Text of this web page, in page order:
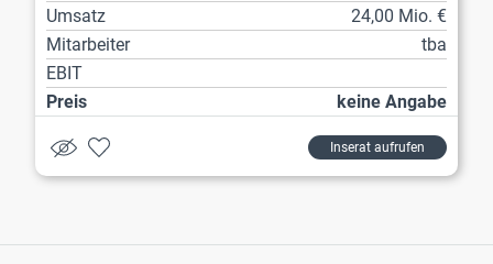
Umsatz
24,00 Mio. €
Mitarbeiter
tba
EBIT
Preis
keine Angabe
Inserat aufrufen